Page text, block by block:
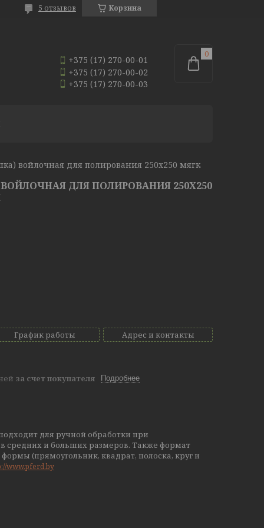
Корзина
5 отзывов
+375 (17) 270-00-01
+375 (17) 270-00-02
+375 (17) 270-00-03
ДЛЯ ПОЛИРОВАНИЯ 250Х250
График работы Адрес и контакты
за счет покупателя Подробнее
для ручной обработки при
средних и больших размеров. Также формат
(прямоугольник, квадрат, полоска, круг и
www.pferd.by